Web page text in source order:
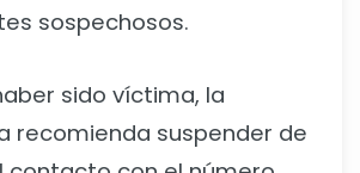
sospechosos.
sido víctima, la
recomienda suspender de